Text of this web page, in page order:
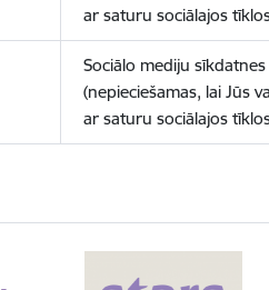
ar saturu sociālajos
Sociālo mediju sīkdatnes
(nepieciešamas, lai Jūs
ar saturu sociālajos